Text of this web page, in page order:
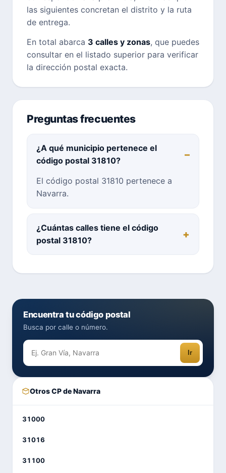
las siguientes concretan el distrito y la ruta
de entrega.
En total abarca 3 calles y zonas, que puedes
consultar en el listado superior para verificar
la dirección postal exacta.
Preguntas frecuentes
¿A qué municipio pertenece el
código postal 31810?
El código postal 31810 pertenece a
Navarra.
¿Cuántas calles tiene el código
postal 31810?
Encuentra tu código postal
Busca por calle o número.
Ir
Otros CP de Navarra
31000
31016
31100